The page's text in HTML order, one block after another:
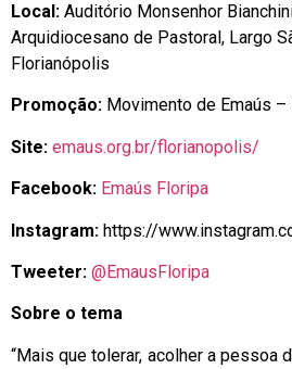
Local: Auditório Monsenhor
Arquidiocesano de Pastoral, Largo
Florianópolis
Promoção: Movimento de Emaús
Site: emaus.org.br/florianopolis/
Facebook: Emaús Floripa
Instagram: https://
Tweeter: @EmausFloripa
Sobre o tema
“Mais que tolerar, acolher a pessoa